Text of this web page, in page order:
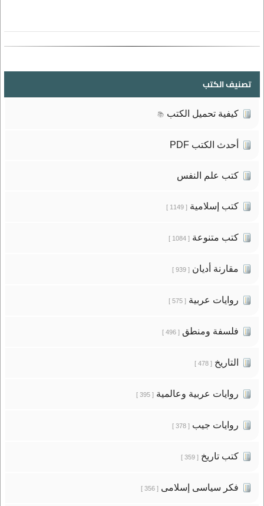
تصنيف الكتب
كيفية تحميل الكتب 📚
أحدث الكتب PDF
كتب علم النفس
كتب إسلامية[ 1149 ]
كتب متنوعة[ 1084 ]
مقارنة أديان[ 939 ]
روايات عربية[ 575 ]
فلسفة ومنطق[ 496 ]
التاريخ[ 478 ]
روايات عربية وعالمية[ 395 ]
روايات جيب[ 378 ]
كتب تاريخ[ 359 ]
فكر سياسى إسلامى[ 356 ]